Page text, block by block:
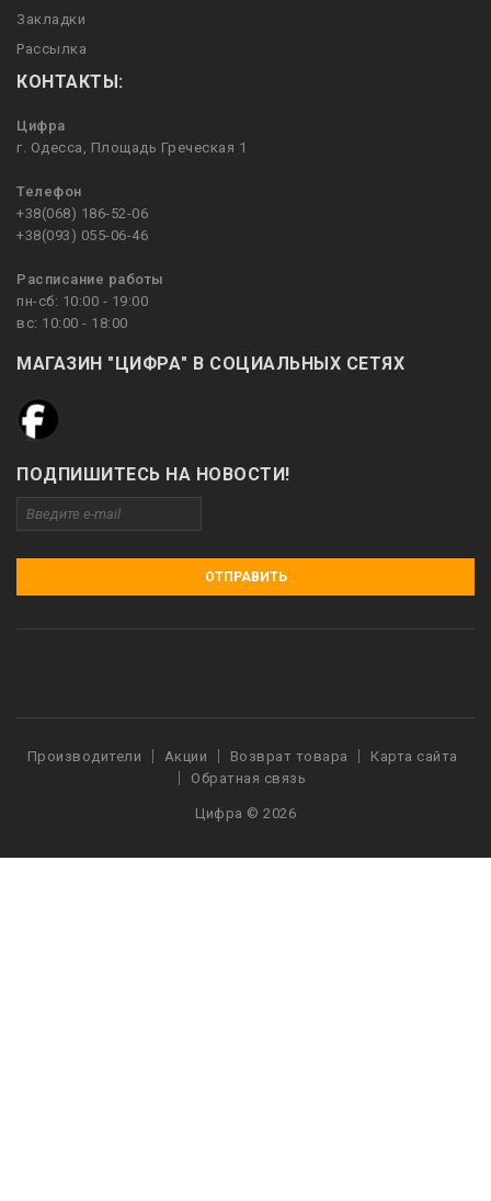
Закладки
Рассылка
КОНТАКТЫ:
Цифра
г. Одесса, Площадь Греческая 1
Телефон
+38(068) 186-52-06
+38(093) 055-06-46
Расписание работы
пн-сб: 10:00 - 19:00
вс: 10:00 - 18:00
МАГАЗИН "ЦИФРА" В СОЦИАЛЬНЫХ СЕТЯХ
ПОДПИШИТЕСЬ НА НОВОСТИ!
ОТПРАВИТЬ
Производители Акции Возврат товара
Карта сайта
Обратная связь
Цифра © 2026